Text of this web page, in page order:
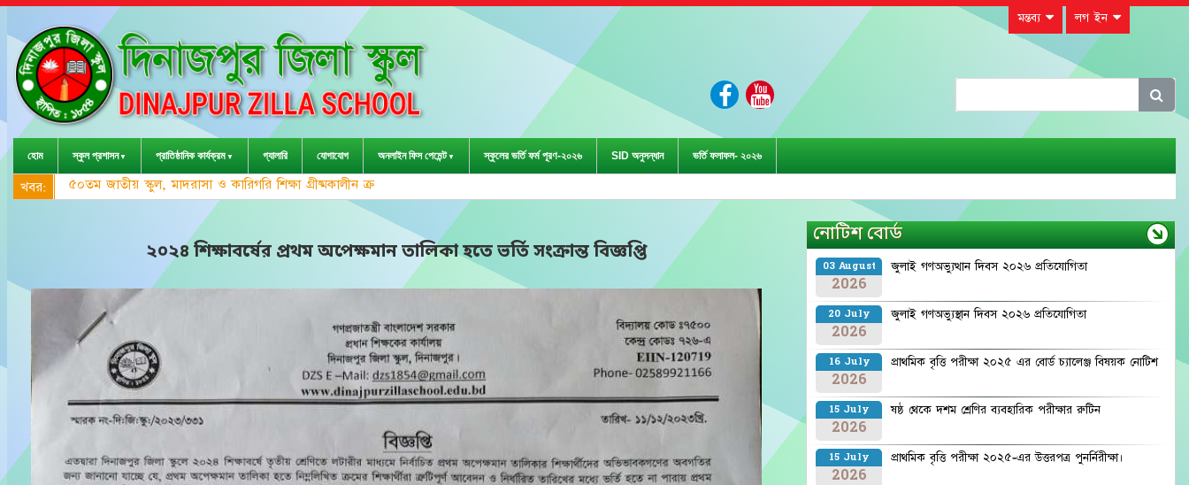
মন্তব্য লগ ইন
হোম স্কুল প্রশাসন প্রাতিষ্ঠানিক কার্যক্রম গ্যালারি যোগাযোগ অনলাইন ফিস পেমেন্ট স্কুলের ভর্তি ফর্ম পূরণ-২০২৬ SID অনুসন্ধান ভর্তি ফলাফল- ২০২৬
খবর: ৫০তম জাতীয় স্কুল, মাদরাসা ও কারিগরি শিক্ষা গ্রীষ্মকালীন ক্রীড়া প্রতিযোগিতা-২০২৩ এ জেলা পর্যায়ে
২০২৪ শিক্ষাবর্ষের প্রথম অপেক্ষমান তালিকা হতে ভর্তি সংক্রান্ত বিজ্ঞপ্তি
নোটিশ বোর্ড
03 August
2026
জুলাই গণঅভ্যুত্থান দিবস ২০২৬ প্রতিযোগিতা
20 July
2026
জুলাই গণঅভ্যুস্থান দিবস ২০২৬ প্রতিযোগিতা
16 July
2026
প্রাথমিক বৃত্তি পরীক্ষা ২০২৫ এর বোর্ড চ্যালেঞ্জ বিষয়ক নোটিশ
15 July
2026
ষষ্ঠ থেকে দশম শ্রেণির ব্যবহারিক পরীক্ষার রুটিন
15 July
2026
প্রাথমিক বৃত্তি পরীক্ষা ২০২৫-এর উত্তরপত্র পুনর্নিরীক্ষা।